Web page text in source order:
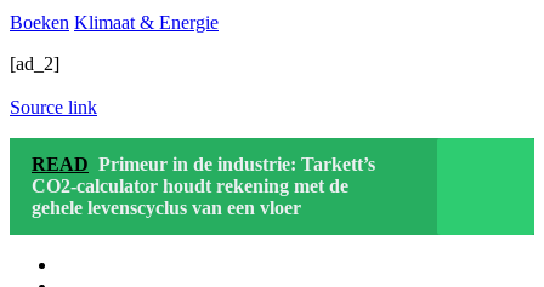
Boeken Klimaat & Energie
[ad_2]
Source link
READ Primeur in de industrie: Tarkett’s
CO2-calculator houdt rekening met de
gehele levenscyclus van een vloer